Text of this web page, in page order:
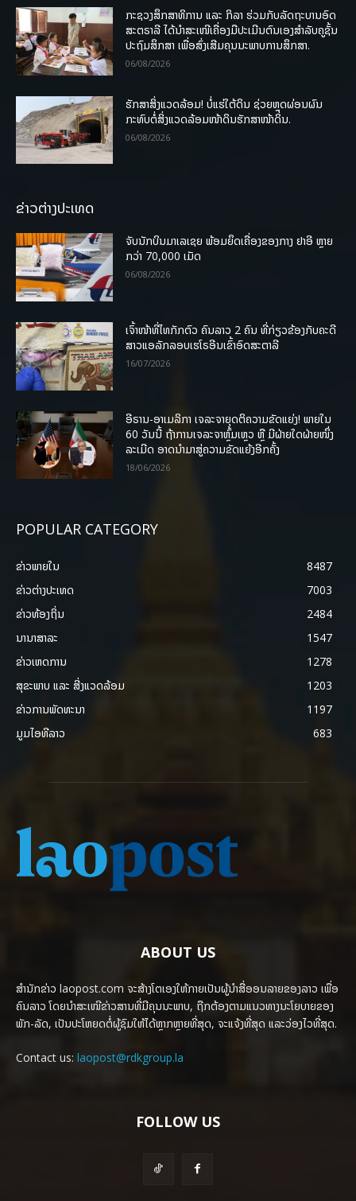
ກະຊວງສຶກສາທິການ ແລະ ກິລາ ຮ່ວມກັບລັດຖະບານອົດ
ສະຕຣາລີ ໄດ້ນຳສະເໜີເຄື່ອງມືປະເມີນຕົນເອງສຳລັບຄູຊັ້ນ
ປະຖົມສຶກສາ ເພື່ອສົ່ງເສີມຄຸນນະພາບການສຶກສາ.
06/08/2026
ຮັກສາສິ່ງແວດລ້ອມ! ບໍ່ແຮ່ໃຕ້ດິນ ຊ່ວຍຫຼຸດຜ່ອນຜົນ
ກະທົບຕໍ່ສິ່ງແວດລ້ອມໜ້າດິນຮັກສາໜ້າດິນ.
06/08/2026
ຂ່າວຕ່າງປະເທດ
ຈັບນັກບິນມາເລເຊຍ ພ້ອມຍຶດເຄື່ອງຂອງກາງ ຢາອີ ຫຼາຍ
ກວ່າ 70,000 ເມັດ
06/08/2026
ເຈົ້າໜ້າທີ່ໄທກັກຕົວ ຄົນລາວ 2 ຄົນ ທີ່ກ່ຽວຂ້ອງກັບຄະດີ
ສາວແອລັກລອບເຮໂຣອີນເຂົ້າອົດສະຕາລີ
16/07/2026
ອີຣານ-ອາເມລິກາ ເຈລະຈາຍຸດຕິຄວາມຂັດແຍ່ງ! ພາຍໃນ
60 ວັນນີ້ ຖ້າການເຈລະຈາຫຼົ້ມເຫຼວ ຫຼື ມີຝ່າຍໃດຝ່າຍໜຶ່ງ
ລະເມີດ ອາດນໍາມາສູ່ຄວາມຂັດແຍ້ງອີກຄັ້ງ
18/06/2026
POPULAR CATEGORY
ຂ່າວພາຍ​ໃນ
8487
ຂ່າວຕ່າງປະເທດ
7003
ຂ່າວທ້ອງຖິ່ນ
2484
ນານາສາລະ
1547
ຂ່າວເຫດການ
1278
ສຸຂະພາບ ແລະ ສີ່ງແວດລ້ອມ
1203
ຂ່າວການພັດທະນາ
1197
ມູມໄອທີລາວ
683
ABOUT US
ສຳນັກຂ່າວ laopost.com ຈະສ້າງໂຕເອງໃຫ້ກາຍເປັນຜູ້ນຳສື່ອອນລາຍຂອງລາວ ເພື່ອ
ຄົນລາວ ໂດຍນຳສະເໜີຂ່າວສານທີ່ມີຄຸນນະພາບ, ຖືກຕ້ອງຕາມແນວທາງນະໂຍບາຍຂອງ
ພັກ-ລັດ, ເປັນປະໂຫຍດຕໍ່ຜູ້ຊົມໃຫ້ໄດ້ຫຼາກຫຼາຍທີ່ສຸດ, ຈະແຈ້ງທີ່ສຸດ ແລະວ່ອງໄວທີ່ສຸດ.
Contact us: laopost@rdkgroup.la
FOLLOW US